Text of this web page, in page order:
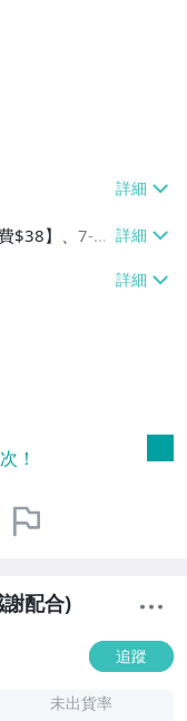
$38】、7-EL
】
！
配合)
追蹤
未出貨率